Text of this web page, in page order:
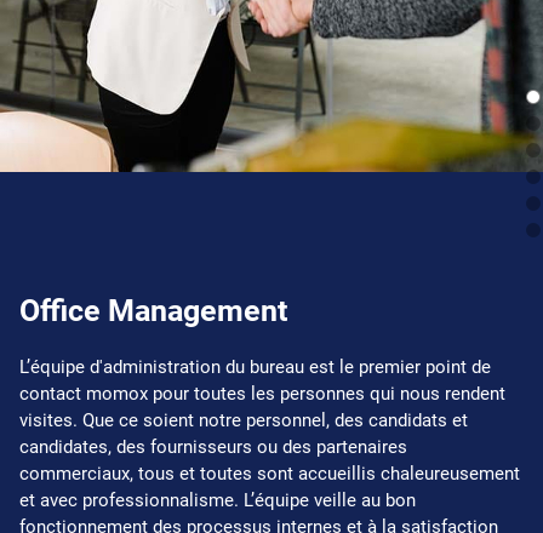
Office Management
L’équipe d'administration du bureau est le premier point de
contact momox pour toutes les personnes qui nous rendent
visites. Que ce soient notre personnel, des candidats et
candidates, des fournisseurs ou des partenaires
commerciaux, tous et toutes sont accueillis chaleureusement
et avec professionnalisme. L’équipe veille au bon
fonctionnement des processus internes et à la satisfaction